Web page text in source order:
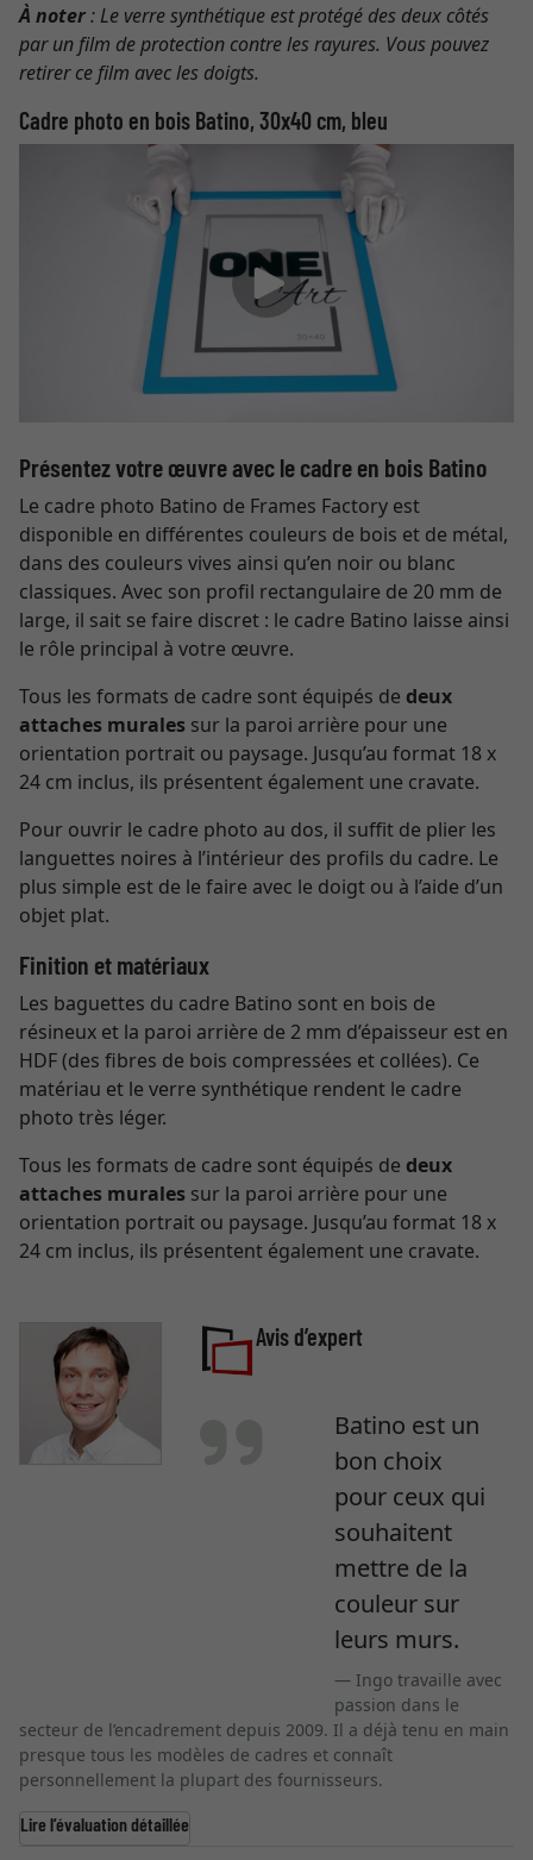
À noter: Le verre synthétique est protégé des deux côtés
par un film de protection contre les rayures. Vous pouvez
retirer ce film avec les doigts.
Cadre photo en bois Batino, 30x40 cm, bleu
Présentez votre œuvre avec le cadre en bois Batino
Le cadre photo Batino de Frames Factory est
disponible en différentes couleurs de bois et de métal,
dans des couleurs vives ainsi qu’en noir ou blanc
classiques. Avec son profil rectangulaire de 20 mm de
large, il sait se faire discret : le cadre Batino laisse ainsi
le rôle principal à votre œuvre.
Tous les formats de cadre sont équipés de deux
attaches murales sur la paroi arrière pour une
orientation portrait ou paysage. Jusqu’au format 18 x
24 cm inclus, ils présentent également une cravate.
Pour ouvrir le cadre photo au dos, il suffit de plier les
languettes noires à l’intérieur des profils du cadre. Le
plus simple est de le faire avec le doigt ou à l’aide d’un
objet plat.
Finition et matériaux
Les baguettes du cadre Batino sont en bois de
résineux et la paroi arrière de 2 mm d’épaisseur est en
HDF (des fibres de bois compressées et collées). Ce
matériau et le verre synthétique rendent le cadre
photo très léger.
Tous les formats de cadre sont équipés de deux
attaches murales sur la paroi arrière pour une
orientation portrait ou paysage. Jusqu’au format 18 x
24 cm inclus, ils présentent également une cravate.
Avis d’expert
Batino est un
bon choix
pour ceux qui
souhaitent
mettre de la
couleur sur
leurs murs.
Ingo travaille avec
passion dans le
secteur de l’encadrement depuis 2009. Il a déjà tenu en main
presque tous les modèles de cadres et connaît
personnellement la plupart des fournisseurs.
Lire l’évaluation détaillée